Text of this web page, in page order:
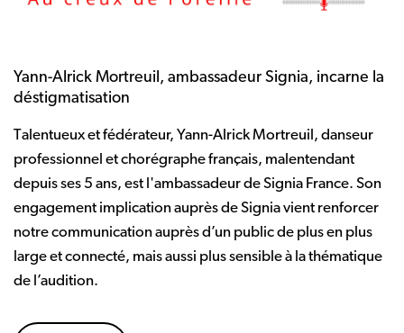
Yann-Alrick Mortreuil, ambassadeur Signia, incarne la
déstigmatisation
Talentueux et fédérateur, Yann-Alrick Mortreuil, danseur
professionnel et chorégraphe français, malentendant
depuis ses 5 ans, est l'ambassadeur de Signia France. Son
engagement implication auprès de Signia vient renforcer
notre communication auprès d’un public de plus en plus
large et connecté, mais aussi plus sensible à la thématique
de l’audition.